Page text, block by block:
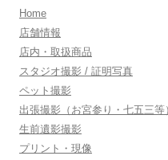
Home
店舗情報
店内・取扱商品
スタジオ撮影 / 証明写真
ペット撮影
出張撮影（お宮参り・七五三等
生前遺影撮影
プリント・現像